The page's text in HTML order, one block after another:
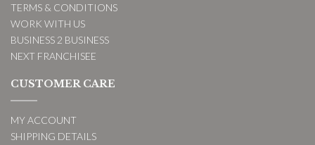
TERMS & CONDITIONS
WORK WITH US
BUSINESS 2 BUSINESS
NEXT FRANCHISEE
CUSTOMER CARE
MY ACCOUNT
SHIPPING DETAILS